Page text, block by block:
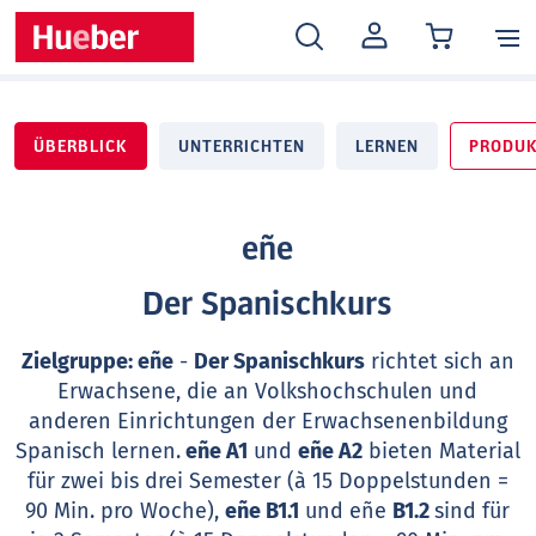
MEIN
KONTO
ÜBERBLICK UNTERRICHTEN LERNEN
eñe
Der Spanischkurs
Zielgruppe: eñe- Der Spanischkursrichtet sich an
Erwachsene, die an Volkshochschulen und
anderen Einrichtungen der Erwachsenenbildung
Spanisch lernen.eñe A1 und eñe A2bieten Material
für zwei bis drei Semester (à 15 Doppelstunden =
90 Min. pro Woche),eñe B1.1 und eñe B1.2sind für